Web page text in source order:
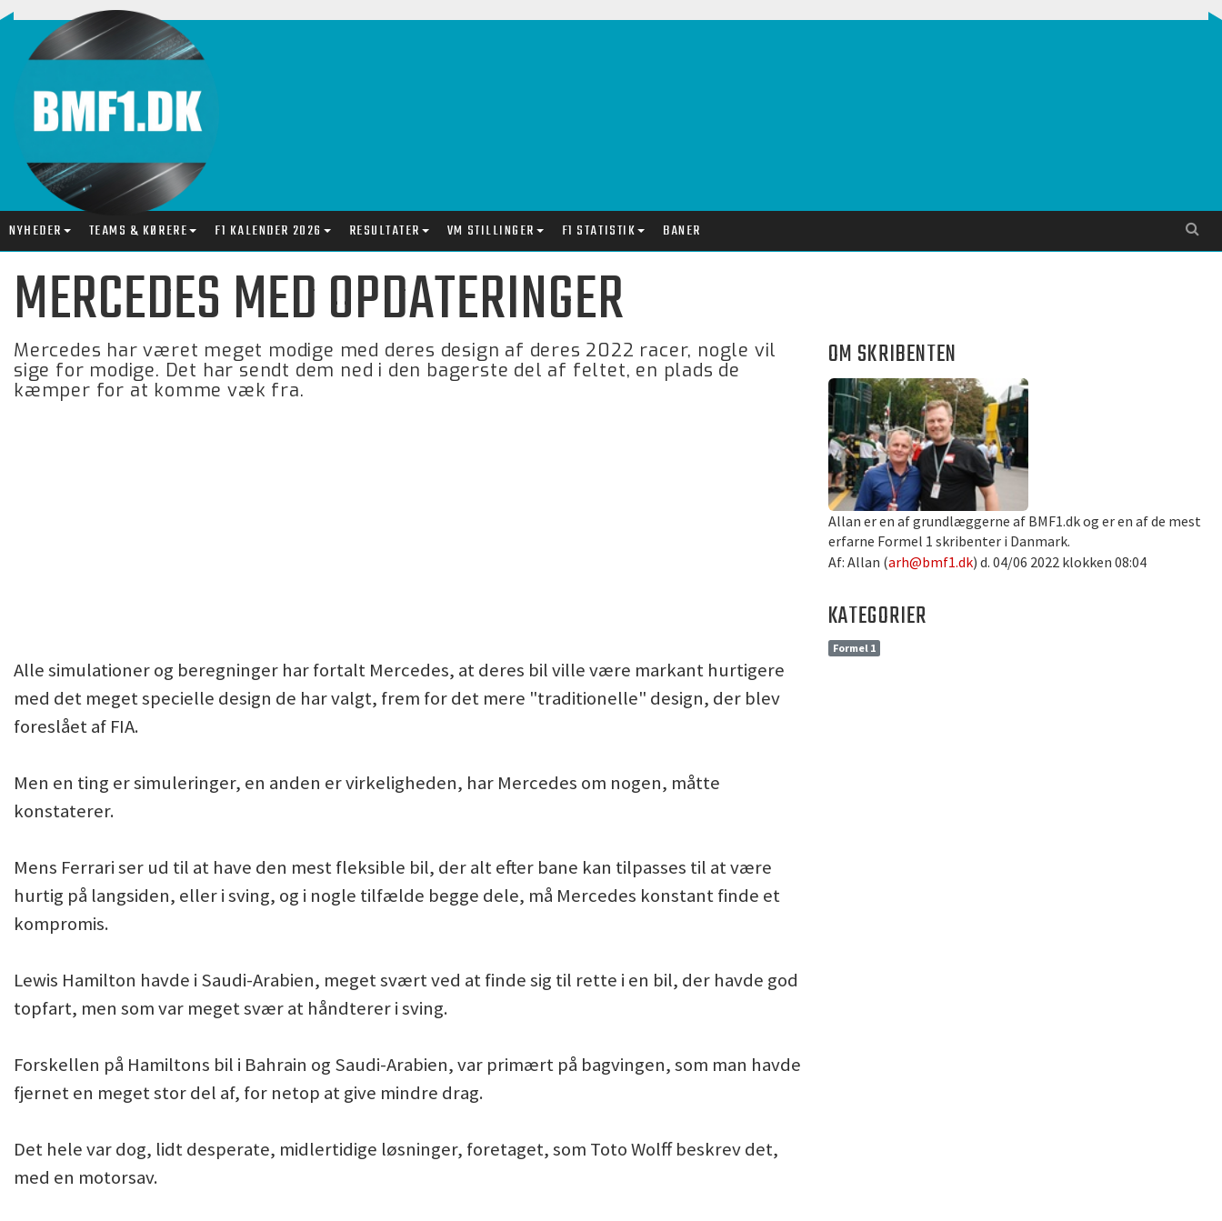
NYHEDER TEAMS & KØRERE F1 KALENDER 2026 RESULTATER VM STILLINGER F1 STATISTIK BANER
MERCEDES MED OPDATERINGER
Mercedes har været meget modige med deres design af deres 2022 racer, nogle vil
sige for modige. Det har sendt dem ned i den bagerste del af feltet, en plads de
kæmper for at komme væk fra.
OM SKRIBENTEN
Allan er en af grundlæggerne af BMF1.dk og er en af de mest
erfarne Formel 1 skribenter i Danmark.
Af: Allan (arh@bmf1.dk) d. 04/06 2022 klokken 08:04
KATEGORIER
Formel 1
Alle simulationer og beregninger har fortalt Mercedes, at deres bil ville være markant hurtigere
med det meget specielle design de har valgt, frem for det mere "traditionelle" design, der blev
foreslået af FIA.
Men en ting er simuleringer, en anden er virkeligheden, har Mercedes om nogen, måtte
konstaterer.
Mens Ferrari ser ud til at have den mest fleksible bil, der alt efter bane kan tilpasses til at være
hurtig på langsiden, eller i sving, og i nogle tilfælde begge dele, må Mercedes konstant finde et
kompromis.
Lewis Hamilton havde i Saudi-Arabien, meget svært ved at finde sig til rette i en bil, der havde god
topfart, men som var meget svær at håndterer i sving.
Forskellen på Hamiltons bil i Bahrain og Saudi-Arabien, var primært på bagvingen, som man havde
fjernet en meget stor del af, for netop at give mindre drag.
Det hele var dog, lidt desperate, midlertidige løsninger, foretaget, som Toto Wolff beskrev det,
med en motorsav.